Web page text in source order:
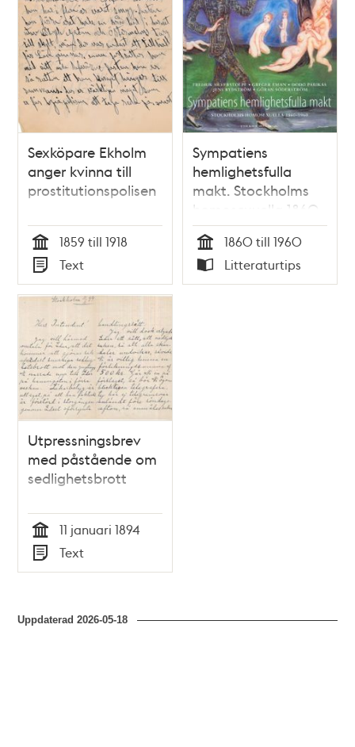
Sexköpare Ekholm
anger kvinna till
prostitutionspolisen
Tid
1859 till 1918
Typ
Text
Sympatiens
hemlighetsfulla
makt. Stockholms
homosexuella 1860-
1960.
Tid
1860 till 1960
Typ
Litteraturtips
Utpressningsbrev
med påstående om
sedlighetsbrott
Tid
11 januari 1894
Typ
Text
Uppdaterad2026-05-18